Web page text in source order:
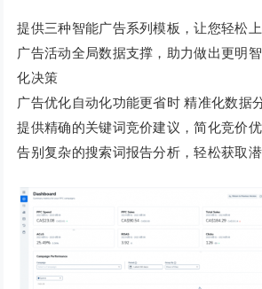
提供三种智能广告系列模板，让您轻松
广告活动全局数据支撑，助力做出更明
化决策
广告优化自动化功能更省时 精准化数据
提供精确的关键词竞价建议，简化竞价
告别复杂的搜索词报告分析，轻松获取